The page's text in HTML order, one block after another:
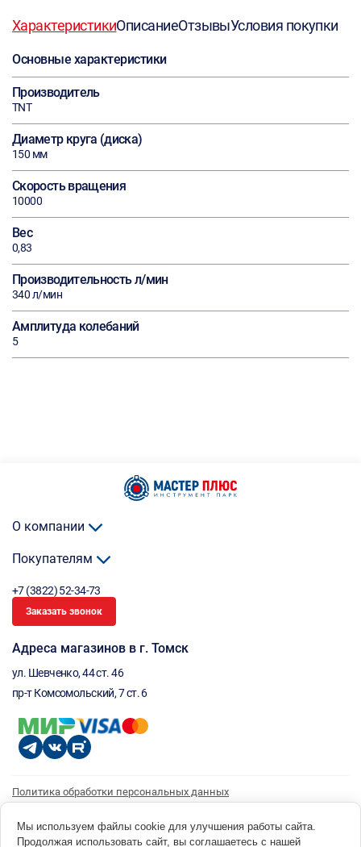
ХарактеристикиОписаниеОтзывыУсловия покупки
Основные характеристики
Производитель
TNT
Диаметр круга (диска)
150 мм
Скорость вращения
10000
Вес
0,83
Производительность л/мин
340 л/мин
Амплитуда колебаний
5
О компании
Покупателям
+7 (3822) 52-34-73
Заказать звонок
Адреса магазинов в г. Томск
ул. Шевченко, 44 ст. 46
пр-т Комсомольский, 7 ст. 6
Политика обработки персональных данных
Согласие на получение рассылки
Мы используем файлы cookie для улучшения работы сайта.
Продолжая использовать сайт, вы соглашаетесь с нашей